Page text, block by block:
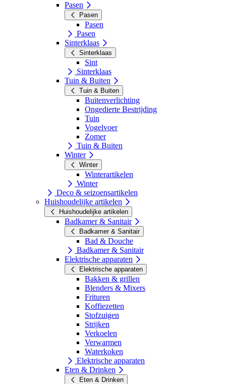
Pasen
Pasen
Pasen
Pasen
Sinterklaas
Sinterklaas
Sint
Sinterklaas
Tuin & Buiten
Tuin & Buiten
Buitenverlichting
Ongedierte Bestrijding
Tuin
Vogelvoer
Zomer
Tuin & Buiten
Winter
Winter
Winterartikelen
Winter
Deco & seizoensartikelen
Huishoudelijke artikelen
Huishoudelijke artikelen
Badkamer & Sanitair
Badkamer & Sanitair
Bad & Douche
Badkamer & Sanitair
Elektrische apparaten
Elektrische apparaten
Bakken & grillen
Blenders & Mixers
Frituren
Koffiezetten
Stofzuigen
Strijken
Verkoelen
Verwarmen
Waterkoken
Elektrische apparaten
Eten & Drinken
Eten & Drinken